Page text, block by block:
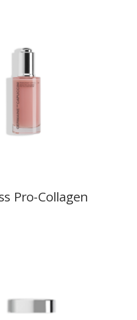
Pro-Collagen